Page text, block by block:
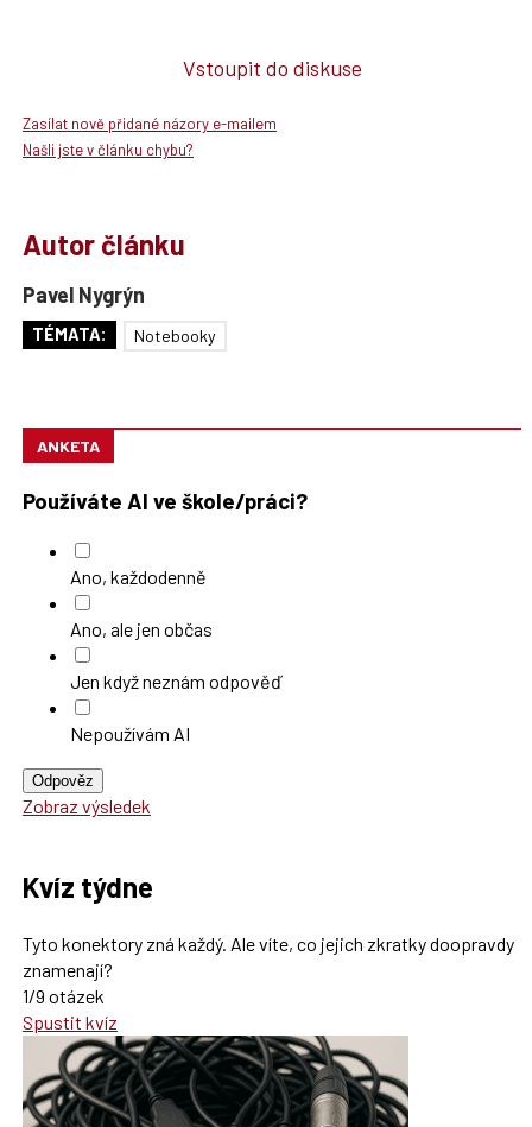
Vstoupit do diskuse
Zasílat nově přidané názory e-mailem
Našli jste v článku chybu?
Autor článku
Pavel Nygrýn
TÉMATA: Notebooky
ANKETA
Používáte AI ve škole/práci?
Ano, každodenně
Ano, ale jen občas
Jen když neznám odpověď
Nepoužívám AI
Odpověz
Zobraz výsledek
Kvíz týdne
Tyto konektory zná každý. Ale víte, co jejich zkratky doopravdy
znamenají?
1/9 otázek
Spustit kvíz